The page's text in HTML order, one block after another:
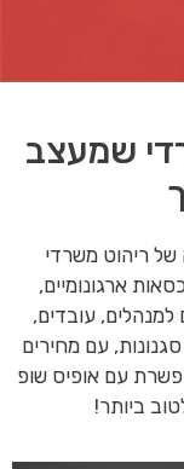
שמעצב
של ריהוט משרדי
ארגונומיים,
למנהלים, עובדים,
סגנונות, עם מחירים
עם אופיס שופ
ביותר!